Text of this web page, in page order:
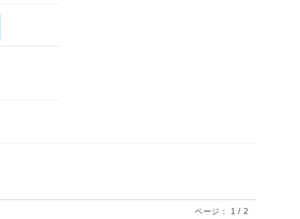
ページ： 1 / 2